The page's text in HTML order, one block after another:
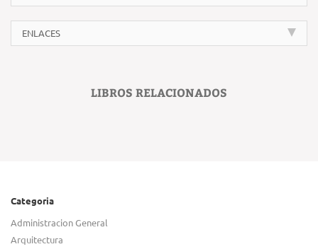
ENLACES
LIBROS RELACIONADOS
Categoria
Administracion General
Arquitectura